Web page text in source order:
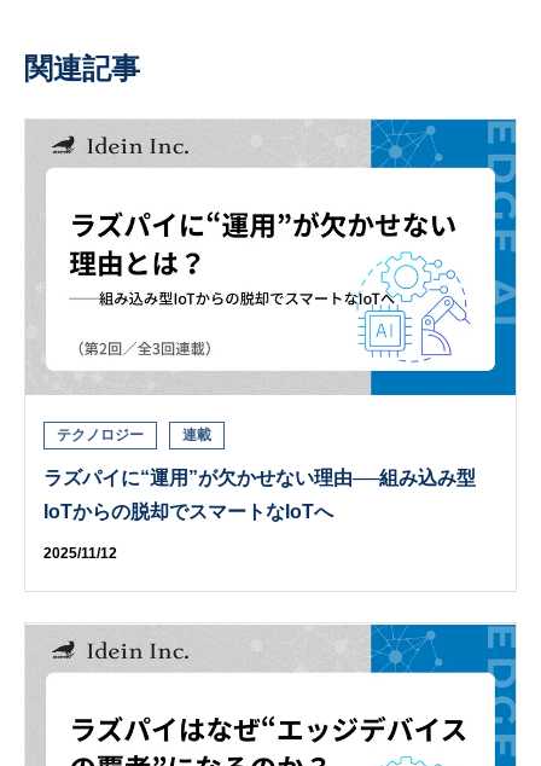
関連記事
テクノロジー 連載
ラズパイに“運用”が欠かせない理由──組み込み型
IoTからの脱却でスマートなIoTへ
2025/11/12